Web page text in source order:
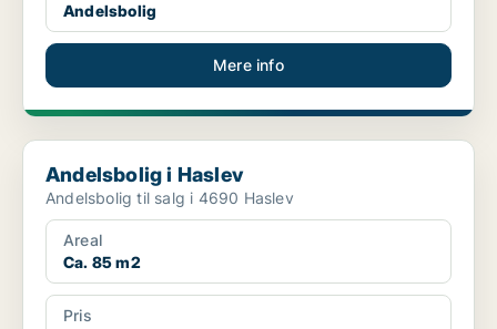
Andelsbolig
Mere info
Andelsbolig i Haslev
Andelsbolig i Haslev
Andelsbolig til salg i 4690 Haslev
Areal
Ca. 85 m2
Pris